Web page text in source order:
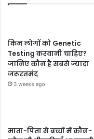
किन लोगों को Genetic
Testing करवानी चाहिए?
जानिए कौन है सबसे ज्यादा
जरूरतमंद
3 weeks ago
माता-पिता से बच्चों में कौन-